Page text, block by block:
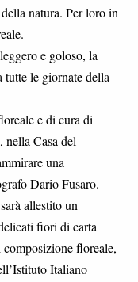
natura. Per loro in
e goloso, la
tutte le giornate della
e di cura di
Casa del
una
Dario Fusaro.
allestito un
fiori di carta
floreale,
Italiano